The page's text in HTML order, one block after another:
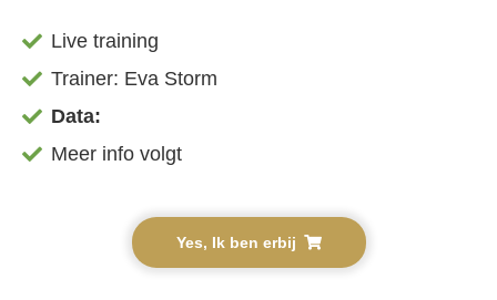
Live training
Trainer: Eva Storm
Data:
Meer info volgt
Yes, Ik ben erbij